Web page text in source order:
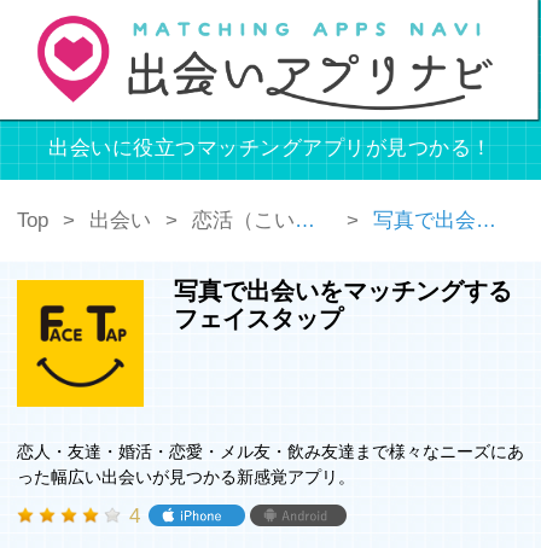
出会いに役立つマッチングアプリが見つかる！
Top 出会い 恋活（こいかつ） 写真で出会いをマッチングするフェイスタップ
写真で出会いをマッチングする
フェイスタップ
恋人・友達・婚活・恋愛・メル友・飲み友達まで様々なニーズにあ
った幅広い出会いが見つかる新感覚アプリ。
4